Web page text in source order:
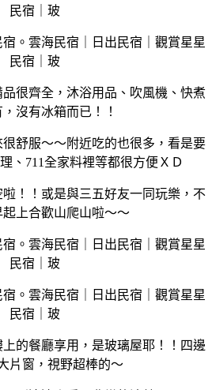
品很齊全，沐浴用品、吹風機、快煮
沒有冰箱而已！！
舒服～～附近吃的也很多，看是要
、711全家料裡等都很方便ＸＤ
！！或是與三五好友一同玩樂，不
上合歡山爬山啦～～
的餐廳享用，是玻璃屋耶！！四邊
片窗 ，視野超棒的～